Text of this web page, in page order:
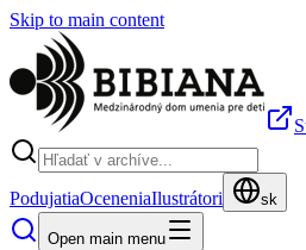
Skip to main content
PodujatiaOceneniaIlustrátori sk
Open main menu